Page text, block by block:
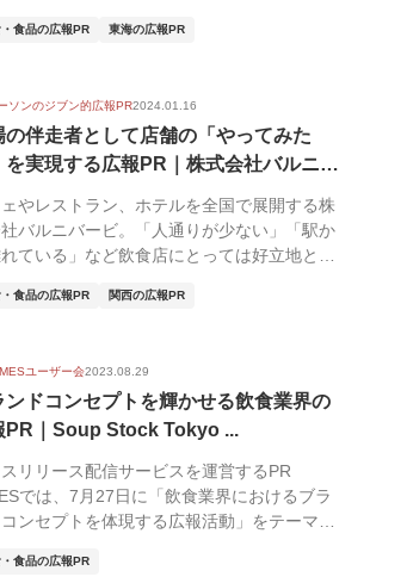
食品の広報PR 東海の広報PR
ソンのジブン的広報PR2024.01.16
の伴走者として店舗の「やってみた
を実現する広報PR｜株式会社バルニバ
やレストラン、ホテルを全国で展開する株
バルニバービ。「人通りが少ない」「駅か
ている」など飲食店にとっては好立地とい
食品の広報PR 関西の広報PR
ユーザー会2023.08.29
ンドコンセプトを輝かせる飲食業界の
PR｜Soup Stock Tokyo ...
リリース配信サービスを運営するPR
では、7月27日に「飲食業界におけるブラ
ンセプトを体現する広報活動」をテーマに
食品の広報PR